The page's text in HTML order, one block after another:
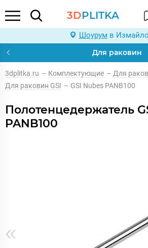
3DPLITKA
Шоурум в
Для раковин
3dplitka.ru – Комплектующие – Для
Для раковин GSI – GSI Nubes PANB100
Полотенцедержатель
PANB100
«